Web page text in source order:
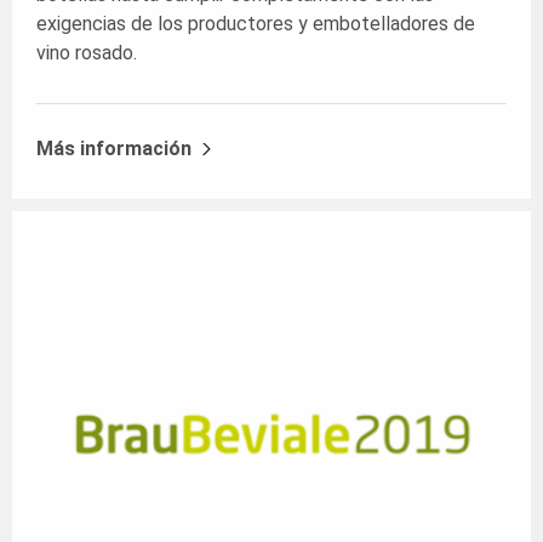
exigencias de los productores y embotelladores de
vino rosado.
Más información